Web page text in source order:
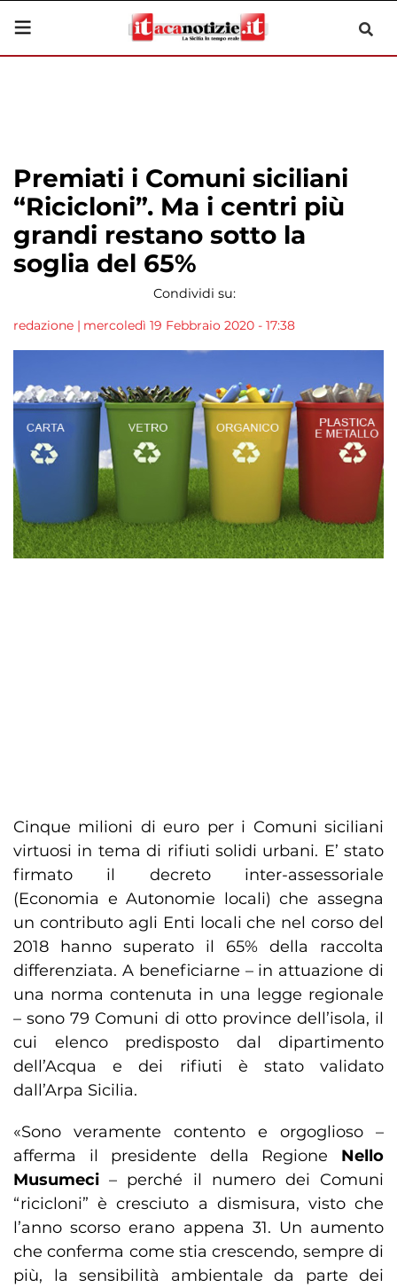
Premiati i Comuni siciliani
“Ricicloni”. Ma i centri più
grandi restano sotto la
soglia del 65%
Condividi su:
redazione | mercoledì 19 Febbraio 2020 - 17:38
Cinque milioni di euro per i Comuni siciliani
virtuosi in tema di rifiuti solidi urbani. E’ stato
firmato il decreto inter-assessoriale
(Economia e Autonomie locali) che assegna
un contributo agli Enti locali che nel corso del
2018 hanno superato il 65% della raccolta
differenziata. A beneficiarne – in attuazione di
una norma contenuta in una legge regionale
– sono 79 Comuni di otto province dell’isola, il
cui elenco predisposto dal dipartimento
dell’Acqua e dei rifiuti è stato validato
dall’Arpa Sicilia.
«Sono veramente contento e orgoglioso –
afferma il presidente della Regione Nello
Musumeci – perché il numero dei Comuni
“ricicloni” è cresciuto a dismisura, visto che
l’anno scorso erano appena 31. Un aumento
che conferma come stia crescendo, sempre di
più, la sensibilità ambientale da parte dei